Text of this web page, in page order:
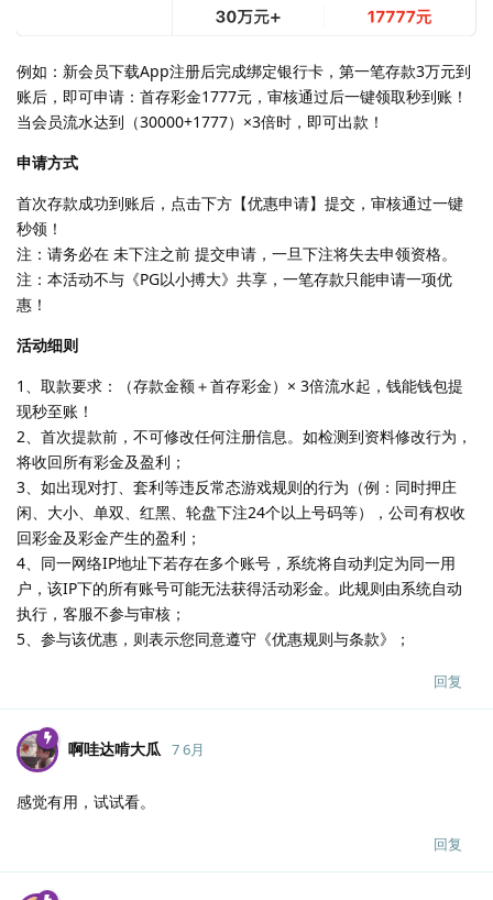
例如：新会员下载App注册后完成绑定银行卡，第一笔存款3万元到
账后，即可申请：首存彩金1777元，审核通过后一键领取秒到账！
当会员流水达到（30000+1777）×3倍时，即可出款！
申请方式
首次存款成功到账后，点击下方【优惠申请】提交，审核通过一键
秒领！
注：请务必在 未下注之前 提交申请，一旦下注将失去申领资格。
注：本活动不与《PG以小搏大》共享，一笔存款只能申请一项优
惠！
活动细则
1、取款要求：（存款金额＋首存彩金）× 3倍流水起，钱能钱包提
现秒至账！
2、首次提款前，不可修改任何注册信息。如检测到资料修改行为，
将收回所有彩金及盈利；
3、如出现对打、套利等违反常态游戏规则的行为（例：同时押庄
闲、大小、单双、红黑、轮盘下注24个以上号码等），公司有权收
回彩金及彩金产生的盈利；
4、同一网络IP地址下若存在多个账号，系统将自动判定为同一用
户，该IP下的所有账号可能无法获得活动彩金。此规则由系统自动
执行，客服不参与审核；
5、参与该优惠，则表示您同意遵守《优惠规则与条款》；
回复
啊哇达啃大瓜 7 6月
感觉有用，试试看。
回复